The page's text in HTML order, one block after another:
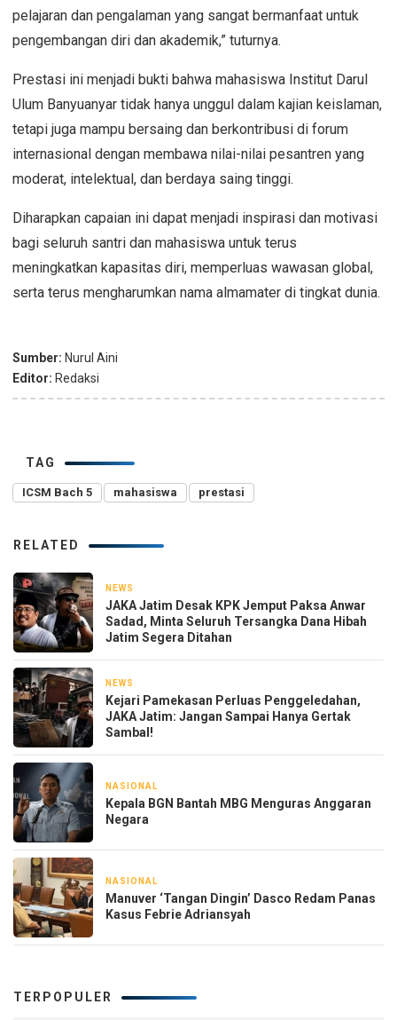
pelajaran dan pengalaman yang sangat bermanfaat untuk
pengembangan diri dan akademik,” tuturnya.
Prestasi ini menjadi bukti bahwa mahasiswa Institut Darul
Ulum Banyuanyar tidak hanya unggul dalam kajian keislaman,
tetapi juga mampu bersaing dan berkontribusi di forum
internasional dengan membawa nilai-nilai pesantren yang
moderat, intelektual, dan berdaya saing tinggi.
Diharapkan capaian ini dapat menjadi inspirasi dan motivasi
bagi seluruh santri dan mahasiswa untuk terus
meningkatkan kapasitas diri, memperluas wawasan global,
serta terus mengharumkan nama almamater di tingkat dunia.
Sumber: Nurul Aini
Editor: Redaksi
TAG
ICSM Bach 5 mahasiswa prestasi
RELATED
NEWS
JAKA Jatim Desak KPK Jemput Paksa Anwar
Sadad, Minta Seluruh Tersangka Dana Hibah
Jatim Segera Ditahan
NEWS
Kejari Pamekasan Perluas Penggeledahan,
JAKA Jatim: Jangan Sampai Hanya Gertak
Sambal!
NASIONAL
Kepala BGN Bantah MBG Menguras Anggaran
Negara
NASIONAL
Manuver ‘Tangan Dingin’ Dasco Redam Panas
Kasus Febrie Adriansyah
TERPOPULER